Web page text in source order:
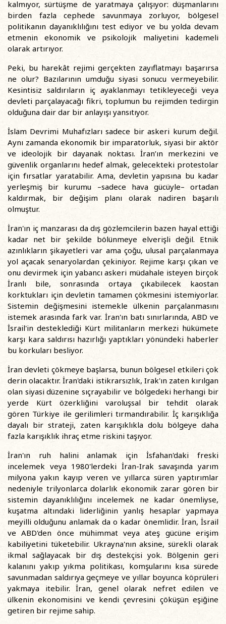
kalmıyor, sürtüşme de yaratmaya çalışıyor: düşmanlarını
birden fazla cephede savunmaya zorluyor, bölgesel
politikanın dayanıklılığını test ediyor ve bu yolda devam
etmenin ekonomik ve psikolojik maliyetini kademeli
olarak artırıyor.
Peki, bu harekât rejimi gerçekten zayıflatmayı başarırsa
ne olur? Bazılarının umduğu siyasi sonucu vermeyebilir.
Kesintisiz saldırıların iç ayaklanmayı tetikleyeceği veya
devleti parçalayacağı fikri, toplumun bu rejimden tedirgin
olduğuna dair dar bir anlayışı yansıtıyor.
İslam Devrimi Muhafızları sadece bir askeri kurum değil.
Aynı zamanda ekonomik bir imparatorluk, siyasi bir aktör
ve ideolojik bir dayanak noktası. İran’ın merkezini ve
güvenlik organlarını hedef almak, gelecekteki protestolar
için fırsatlar yaratabilir. Ama, devletin yapısına bu kadar
yerleşmiş bir kurumu –sadece hava gücüyle– ortadan
kaldırmak, bir değişim planı olarak nadiren başarılı
olmuştur.
İran'ın iç manzarası da dış gözlemcilerin bazen hayal ettiği
kadar net bir şekilde bölünmeye elverişli değil. Etnik
azınlıkların şikayetleri var ama çoğu, ulusal parçalanmaya
yol açacak senaryolardan çekiniyor. Rejime karşı çıkan ve
onu devirmek için yabancı askeri müdahale isteyen birçok
İranlı bile, sonrasında ortaya çıkabilecek kaostan
korktukları için devletin tamamen çökmesini istemiyorlar.
Sistemin değişmesini istemekle ülkenin parçalanmasını
istemek arasında fark var. İran'ın batı sınırlarında, ABD ve
İsrail'in desteklediği Kürt militanların merkezi hükümete
karşı kara saldırısı hazırlığı yaptıkları yönündeki haberler
bu korkuları besliyor.
İran devleti çökmeye başlarsa, bunun bölgesel etkileri çok
derin olacaktır. İran'daki istikrarsızlık, Irak'ın zaten kırılgan
olan siyasi düzenine sıçrayabilir ve bölgedeki herhangi bir
yerde Kürt özerkliğini varoluşsal bir tehdit olarak
gören Türkiye ile gerilimleri tırmandırabilir. İç karışıklığa
dayalı bir strateji, zaten karışıklıkla dolu bölgeye daha
fazla karışıklık ihraç etme riskini taşıyor.
İran'ın ruh halini anlamak için İsfahan'daki freski
incelemek veya 1980'lerdeki İran-Irak savaşında yarım
milyona yakın kayıp veren ve yıllarca süren yaptırımlar
nedeniyle trilyonlarca dolarlık ekonomik zarar gören bir
sistemin dayanıklılığını incelemek ne kadar önemliyse,
kuşatma altındaki liderliğinin yanlış hesaplar yapmaya
meyilli olduğunu anlamak da o kadar önemlidir. İran, İsrail
ve ABD'den önce mühimmat veya ateş gücüne erişim
kabiliyetini tüketebilir. Ukrayna'nın aksine, sürekli olarak
ikmal sağlayacak bir dış destekçisi yok. Bölgenin geri
kalanını yakıp yıkma politikası, komşularını kısa sürede
savunmadan saldırıya geçmeye ve yıllar boyunca köprüleri
yakmaya itebilir. İran, genel olarak nefret edilen ve
ülkenin ekonomisini ve kendi çevresini çöküşün eşiğine
getiren bir rejime sahip.